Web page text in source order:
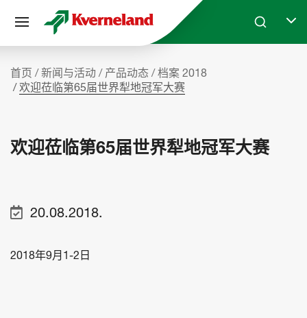
Skip to main content Search
首页 新闻与活动 产品动态
档案 2018
欢迎莅临第65届世界犁地冠军大赛
欢迎莅临第65届世界犁地冠军大赛
20.08.2018.
2018年9月1-2日
Cookie管理面板